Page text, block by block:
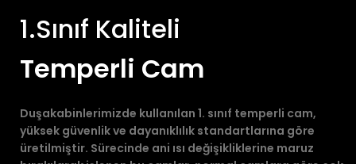
1.Sınıf Kaliteli
Temperli Cam
Duşakabinlerimizde kullanılan 1. sınıf temperli cam,
yüksek güvenlik ve dayanıklılık standartlarına göre
üretilmiştir. Sürecinde ani ısı değişikliklerine maruz